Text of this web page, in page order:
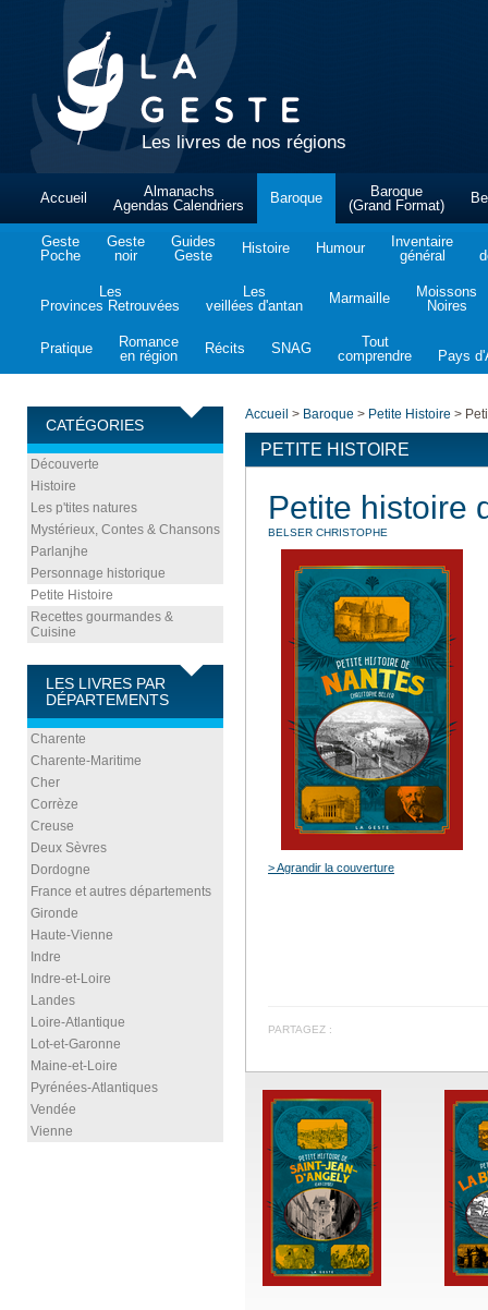
Les livres de nos régions
Accueil
Almanachs
Agendas Calendriers
Baroque
Baroque
(Grand Format)
Geste
Poche
Geste
noir
Guides
Geste
Histoire Humour
Inventaire
général
Les
Provinces Retrouvées
Les
veillées d'antan
Marmaille
Moissons
Noires
Pratique
Romance
en région
Récits SNAG
Tout
comprendre
Pays
CATÉGORIES
Découverte
Histoire
Les p'tites natures
Mystérieux, Contes & Chansons
Parlanjhe
Personnage historique
Petite Histoire
Recettes gourmandes &
Cuisine
LES LIVRES PAR
DÉPARTEMENTS
Charente
Charente-Maritime
Cher
Corrèze
Creuse
Deux Sèvres
Dordogne
France et autres départements
Gironde
Haute-Vienne
Indre
Indre-et-Loire
Landes
Loire-Atlantique
Lot-et-Garonne
Maine-et-Loire
Pyrénées-Atlantiques
Vendée
Vienne
Accueil > Baroque > Petite Histoire >
PETITE HISTOIRE
Petite histoire
BELSER CHRISTOPHE
> Agrandir la couverture
PARTAGEZ :